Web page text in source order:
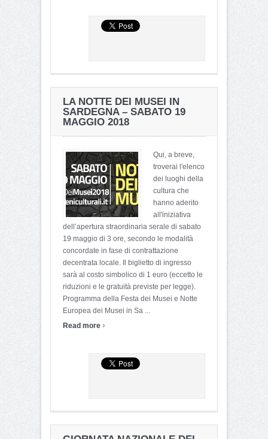
LA NOTTE DEI MUSEI IN
SARDEGNA – SABATO 19
MAGGIO 2018
Qui, a breve,
troverai l'elenco
dei luoghi della
cultura che
hanno aderito
all'iniziativa
dell’apertura straordinaria serale di sabato
19 maggio di 3 ore, secondo le modalità
concordate in fase di contrattazione
decentrata locale. Il biglietto di ingresso
sarà al costo simbolico di 1 euro (eccetto le
riduzioni e le gratuità previste per legge).
Programma della Festa dei Musei e Notte
Europea dei Musei in Sa ...
Read more ›